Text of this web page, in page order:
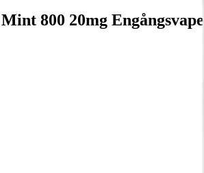
800 20mg Engångsvape